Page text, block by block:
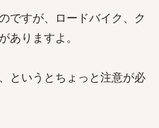
ですが、ロードバイク、ク
ありますよ。
というとちょっと注意が必